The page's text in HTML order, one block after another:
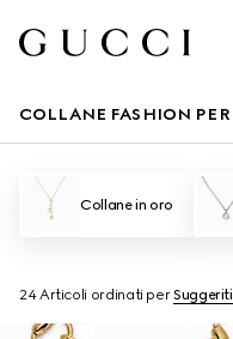
COLLANE FASHION
Collane in oro
24 Articoli ordinati perSuggeriti